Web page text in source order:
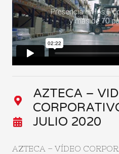
AZTECA –
JULIO 2020
AZTECA – VÍDEO